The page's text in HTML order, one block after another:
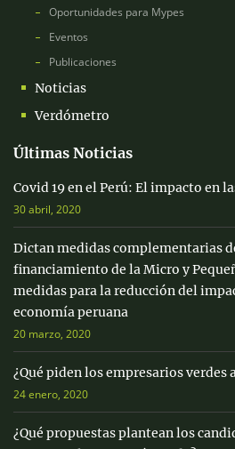
Oportunidades para Mypes
Eventos
Publicaciones
Noticias
Verdómetro
Últimas Noticias
Covid 19 en el Perú: El impacto en
30 abril, 2020
Dictan medidas complementarias
financiamiento de la Micro y
medidas para la reducción del
economía peruana
20 marzo, 2020
¿Qué piden los empresarios verdes
24 enero, 2020
¿Qué propuestas plantean los